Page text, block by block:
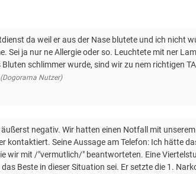
da weil er aus der Nase blutete und ich nicht
ja nur ne Allergie oder so. Leuchtete mit ner
schlimmer wurde, sind wir zu nem richtigen
(Dogorama Nutzer)
negativ. Wir hatten einen Notfall mit
Seine Aussage am Telefon: Ich hätte
wir mit /"vermutlich/" beantworteten. Eine
Beste in dieser Situation sei. Er setzte die 1.